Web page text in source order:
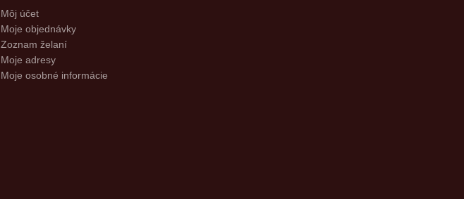
Môj účet
Moje objednávky
Zoznam želaní
Moje adresy
Moje osobné informácie